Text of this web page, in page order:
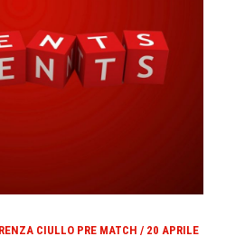
CIULLO PRE MATCH / 20 APRILE